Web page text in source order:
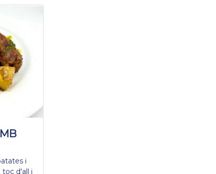
i
d'all i